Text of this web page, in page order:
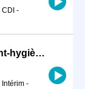
CDI -
Ingénieur / Ingénieure environnement-hygiène-sécurité en industri (H/F)
Intérim -